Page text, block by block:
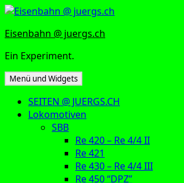
Zum
springen
Eisenbahn @ juergs.ch
Ein Experiment.
Menü und Widgets
SEITEN @ JUERGS.CH
Lokomotiven
SBB
Re 420 – Re 4/4 II
Re 421
Re 430 – Re 4/4 III
Re 450 “DPZ”